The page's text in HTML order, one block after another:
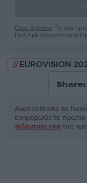
Όροι Χρήσης. Το site
Πολιτική Απορρήτου &
EUROVISION
Share:
Ακολουθήστε το
ενημερωθείτε
τελευταία νέα της